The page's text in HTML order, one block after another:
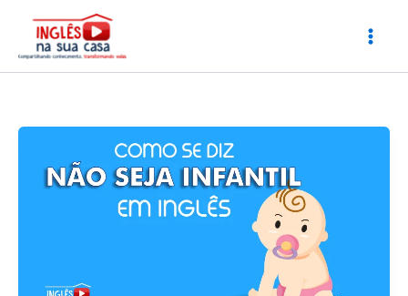
conteúdo